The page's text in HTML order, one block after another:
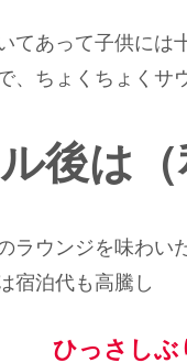
てあって子供には
、ちょくちょくサ
後は（
ラウンジを味わい
宿泊代も高騰し
ひっさしぶ